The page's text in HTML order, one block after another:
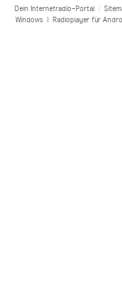
Dein Internetradio-Portal :
Windows| Radioplayer für